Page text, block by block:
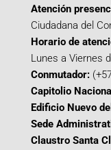
Atención
Ciudadana del
Horario de
Lunes a Viernes
Conmutador:
Capitolio
Edificio Nuevo
Sede
Claustro Santa